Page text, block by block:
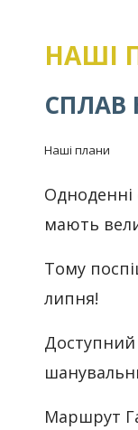
НАШІ
СПЛАВ
Наші плани
Одноденні
мають
Тому
липня!
Доступний
Маршрут